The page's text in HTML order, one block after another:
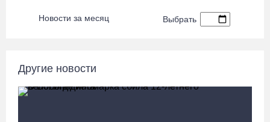
08.08.26 / 14:29
Новости за месяц Выбрать
Другие новости